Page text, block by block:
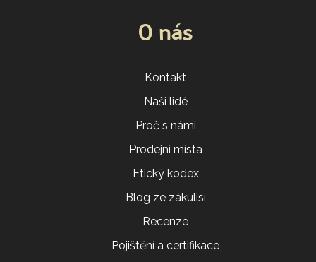
O nás
Kontakt
Naši lidé
Proč s námi
Prodejní místa
Etický kodex
Blog ze zákulisí
Recenze
Pojištění a certifikace